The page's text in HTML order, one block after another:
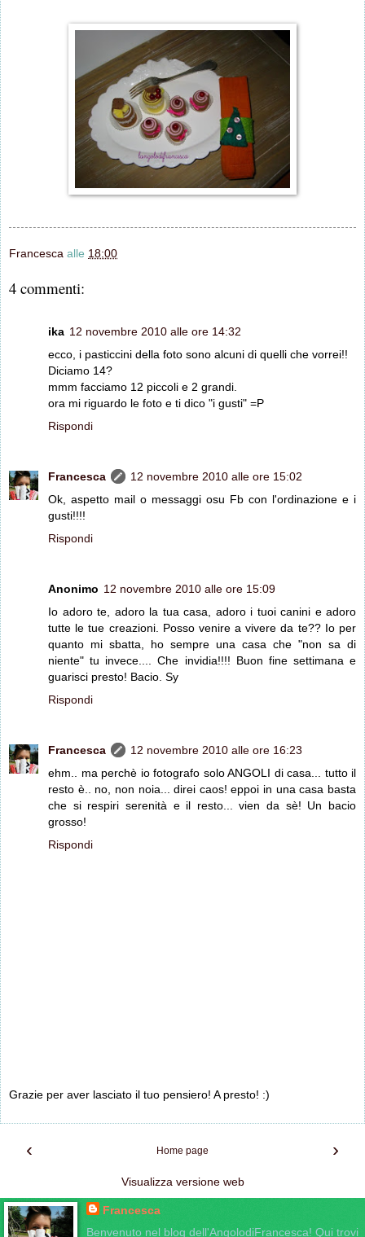
Francesca alle 18:00
4 commenti:
ika 12 novembre 2010 alle ore 14:32
ecco, i pasticcini della foto sono alcuni di quelli che vorrei!!
Diciamo 14?
mmm facciamo 12 piccoli e 2 grandi.
ora mi riguardo le foto e ti dico "i gusti" =P
Rispondi
Francesca
12 novembre 2010 alle ore 15:02
Ok, aspetto mail o messaggi osu Fb con l'ordinazione e i
gusti!!!!
Rispondi
Anonimo 12 novembre 2010 alle ore 15:09
Io adoro te, adoro la tua casa, adoro i tuoi canini e adoro
tutte le tue creazioni. Posso venire a vivere da te?? Io per
quanto mi sbatta, ho sempre una casa che "non sa di
niente" tu invece.... Che invidia!!!! Buon fine settimana e
guarisci presto! Bacio. Sy
Rispondi
Francesca
12 novembre 2010 alle ore 16:23
ehm.. ma perchè io fotografo solo ANGOLI di casa... tutto il
resto è.. no, non noia... direi caos! eppoi in una casa basta
che si respiri serenità e il resto... vien da sè! Un bacio
grosso!
Rispondi
Grazie per aver lasciato il tuo pensiero! A presto! :)
‹ ›
Home page
Visualizza versione web
Francesca
Benvenuto nel blog dell'AngolodiFrancesca! Qui trovi